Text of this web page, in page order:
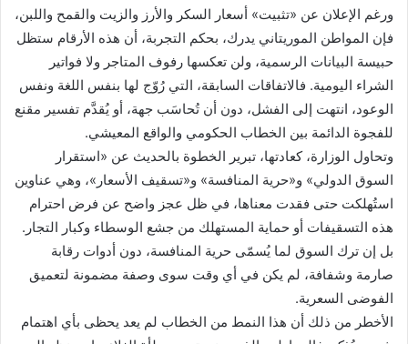
ورغم الإعلان عن «تثبيت» أسعار السكر والأرز والزيت والقمح واللبن،
فإن المواطن الموريتاني يدرك، بحكم التجربة، أن هذه الأرقام ستظل
حبيسة البيانات الرسمية، ولن تعكسها رفوف المتاجر ولا فواتير
الشراء اليومية. فالاتفاقات السابقة، التي رُوّج لها بنفس اللغة ونفس
الوعود، انتهت إلى الفشل، دون أن تُحاسَب جهة، أو يُقدَّم تفسير مقنع
للفجوة الدائمة بين الخطاب الحكومي والواقع المعيشي.
وتحاول الوزارة، كعادتها، تبرير الخطوة بالحديث عن «استقرار
السوق الدولي» و«حرية المنافسة» و«تسقيف الأسعار»، وهي عناوين
استُهلكت حتى فقدت معناها، في ظل عجز واضح عن فرض احترام
هذه التسقيفات أو حماية المستهلك من جشع الوسطاء وكبار التجار.
بل إن ترك السوق لما يُسمّى حرية المنافسة، دون أدوات رقابة
صارمة وشفافة، لم يكن في أي وقت سوى وصفة مضمونة لتعميق
الفوضى السعرية.
الأخطر من ذلك أن هذا النمط من الخطاب لم يعد يحظى بأي اهتمام